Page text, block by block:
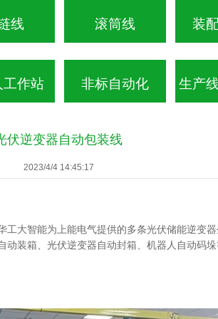
线 滚筒线 装
工作站 非标自动化 生产
伏逆变器自动包装线
2023/4/4 14:45:17
工大智能为上能电气提供的多条光伏储能逆变
动装箱、光伏逆变器自动封箱、机器人自动码